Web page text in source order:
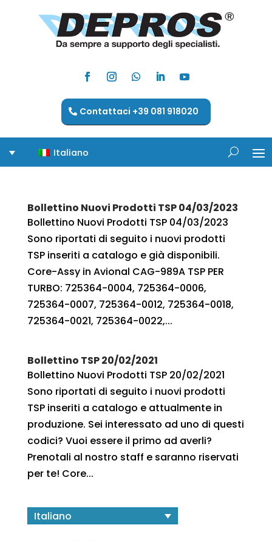
Contattaci +39 081 918020
Italiano
Bollettino Nuovi Prodotti TSP 04/03/2023
Bollettino Nuovi Prodotti TSP 04/03/2023
Sono riportati di seguito i nuovi prodotti
TSP inseriti a catalogo e già disponibili.
Core-Assy in Avional CAG-989A TSP PER
TURBO: 725364-0004, 725364-0006,
725364-0007, 725364-0012, 725364-0018,
725364-0021, 725364-0022,...
Bollettino TSP 20/02/2021
Bollettino Nuovi Prodotti TSP 20/02/2021
Sono riportati di seguito i nuovi prodotti
TSP inseriti a catalogo e attualmente in
produzione. Sei interessato ad uno di questi
codici? Vuoi essere il primo ad averli?
Prenotali al nostro staff e saranno riservati
per te! Core...
Italiano